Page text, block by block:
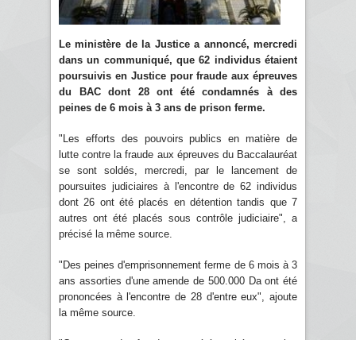
Le ministère de la Justice a annoncé, mercredi
dans un communiqué, que 62 individus étaient
poursuivis en Justice pour fraude aux épreuves
du BAC dont 28 ont été condamnés à des
peines de 6 mois à 3 ans de prison ferme.
"Les efforts des pouvoirs publics en matière de
lutte contre la fraude aux épreuves du Baccalauréat
se sont soldés, mercredi, par le lancement de
poursuites judiciaires à l'encontre de 62 individus
dont 26 ont été placés en détention tandis que 7
autres ont été placés sous contrôle judiciaire", a
précisé la même source.
"Des peines d'emprisonnement ferme de 6 mois à 3
ans assorties d'une amende de 500.000 Da ont été
prononcées à l'encontre de 28 d'entre eux", ajoute
la même source.